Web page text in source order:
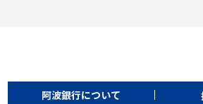
阿波銀行について